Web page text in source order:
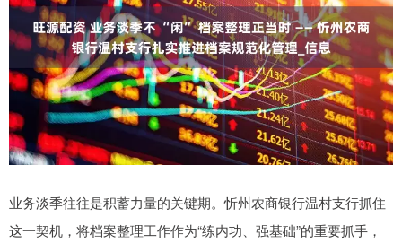
业务淡季往往是积蓄力量的关键期。忻州农商银行温村支行抓住
这一契机，将档案整理工作作为“练内功、强基础”的重要抓手，